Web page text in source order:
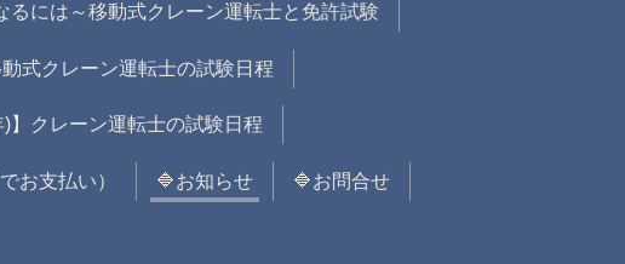
るには～移動式クレーン運転士と免許試験
動式クレーン運転士の試験日程
)】クレーン運転士の試験日程
お支払い） 🔷お知らせ 🔷お問合せ